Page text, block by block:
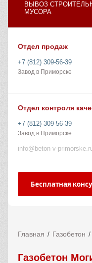
ВЫВОЗ
МУСОРА
Отдел продаж
+7 (812) 309-56-39
Завод в Приморске
Отдел контроля
+7 (812) 309-56-39
Завод в Приморске
info@beton-v-
Бесплатная
Главная Газобетон
Газобетон